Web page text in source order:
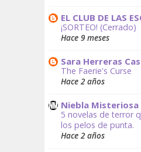
EL CLUB DE LAS
¡SORTEO! (Cerrado)
Hace 9 meses
Sara Herreras
The Faerie's Curse
Hace 2 años
Niebla Misteriosa
5 novelas de terror
los pelos de punta.
Hace 2 años